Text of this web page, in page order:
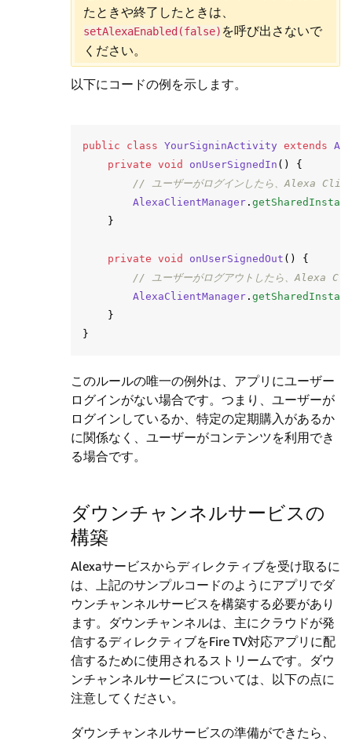
たときや終了したときは、
setAlexaEnabled(false) を呼び出さないで
ください。
以下にコードの例を示します。
public class YourSigninActivity extends
private void onUserSignedIn ()
{
// ユーザーがログインしたら、Alexa
AlexaClientManager .
}
private void onUserSignedOut ()
{
// ユーザーがログアウトしたら、Alexa
AlexaClientManager .
}
}
このルールの唯一の例外は、アプリにユーザー
ログインがない場合です。つまり、ユーザーが
ログインしているか、特定の定期購入があるか
に関係なく、ユーザーがコンテンツを利用でき
る場合です。
ダウンチャンネルサービスの
構築
Alexaサービスからディレクティブを受け取るに
は、上記のサンプルコードのようにアプリでダ
ウンチャンネルサービスを構築する必要があり
ます。ダウンチャンネルは、主にクラウドが発
信するディレクティブをFire TV対応アプリに配
信するために使用されるストリームです。ダウ
ンチャンネルサービスについては、以下の点に
注意してください。
ダウンチャンネルサービスの準備ができたら、